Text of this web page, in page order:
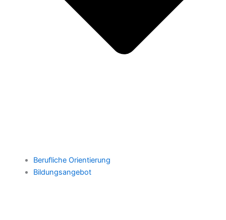
Berufliche Orientierung
Bildungsangebot